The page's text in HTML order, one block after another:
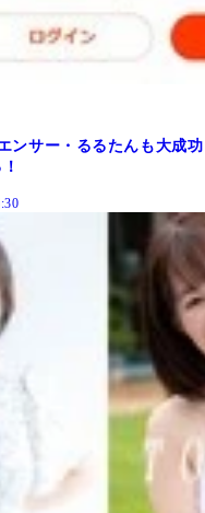
ンサー・るるたんも大成